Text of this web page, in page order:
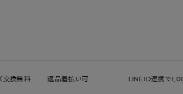
返品着払い可 LINE ID連携で1,000円クー